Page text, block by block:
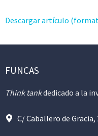
Descargar artículo
FUNCAS
Think tankdedicado a la
C/ Caballero de Gracia,